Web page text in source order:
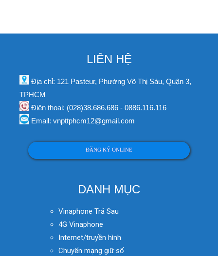
LIÊN HỆ
Địa chỉ: 121 Pasteur, Phường Võ Thị Sáu, Quận 3,
TPHCM
Điện thoại: (028)38.686.686 - 0886.116.116
Email: vnpttphcm12@gmail.com
ĐĂNG KÝ ONLINE
DANH MỤC
Vinaphone Trả Sau
4G Vinaphone
Internet/truyền hình
Chuyển mạng giữ số